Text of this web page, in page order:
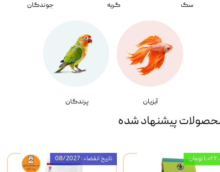
سگ گربه جوندگان
آبزیان پرندگان
پیشنهاد شده
تاریخ انقضاء : 08/2027 تومان